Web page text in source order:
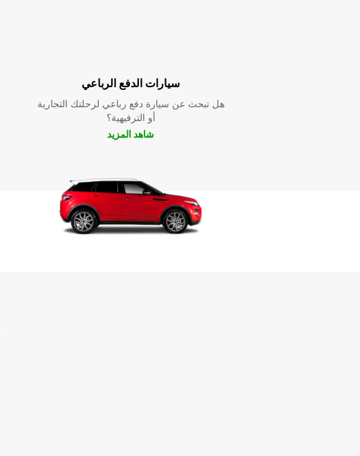
سيارات الدفع الرباعي
هل تبحث عن سيارة دفع رباعي لرحلتك التجارية
أو الترفيهية؟
شاهد المزيد